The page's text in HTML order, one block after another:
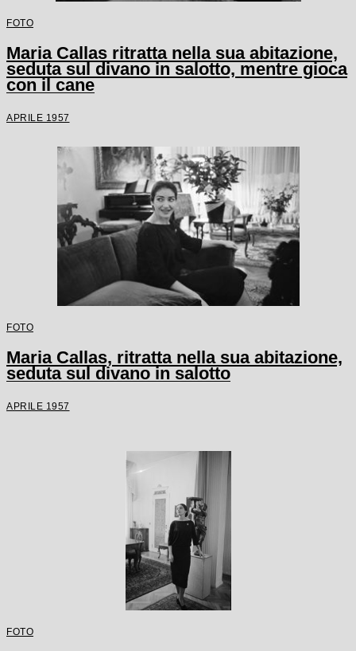
FOTO
Maria Callas ritratta nella sua abitazione,
seduta sul divano in salotto, mentre gioca
con il cane
APRILE 1957
FOTO
Maria Callas, ritratta nella sua abitazione,
seduta sul divano in salotto
APRILE 1957
FOTO